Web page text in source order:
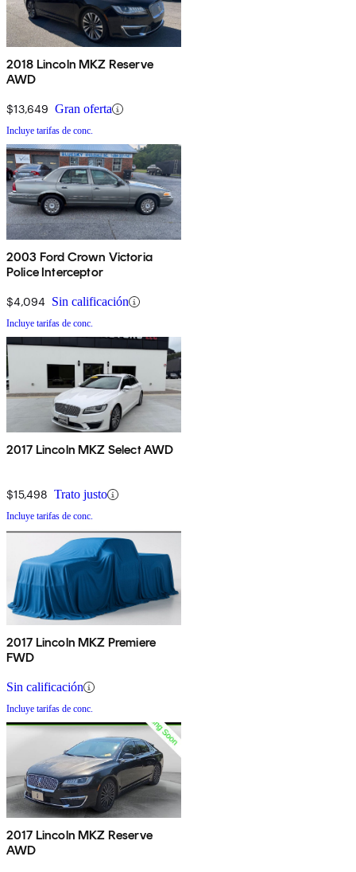
2018 Lincoln MKZ Reserve
AWD
$13,649 Gran oferta
Incluye tarifas de conc.
2003 Ford Crown Victoria
Police Interceptor
$4,094 Sin calificación
Incluye tarifas de conc.
2017 Lincoln MKZ Select AWD
$15,498 Trato justo
Incluye tarifas de conc.
2017 Lincoln MKZ Premiere
FWD
Sin calificación
Incluye tarifas de conc.
2017 Lincoln MKZ Reserve
AWD